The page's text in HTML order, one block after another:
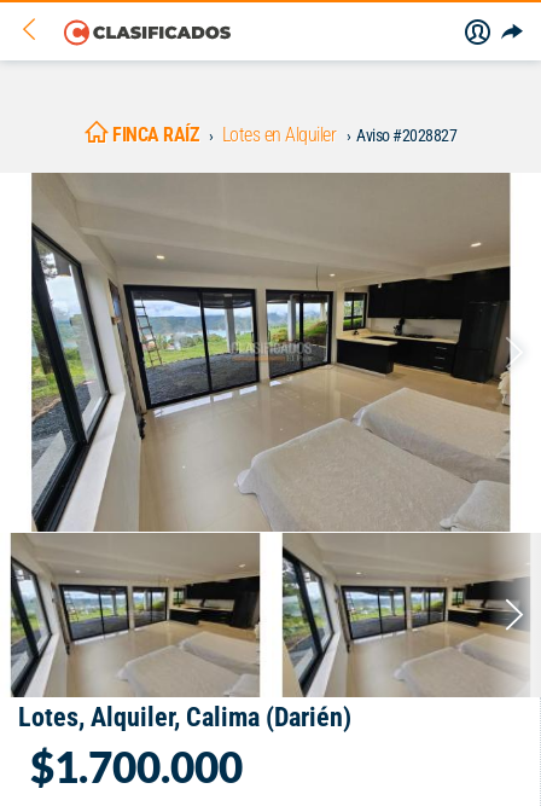
FINCA RAÍZ Lotes en Alquiler Aviso #2028827
Lotes, Alquiler, Calima (Darién)
$1.700.000